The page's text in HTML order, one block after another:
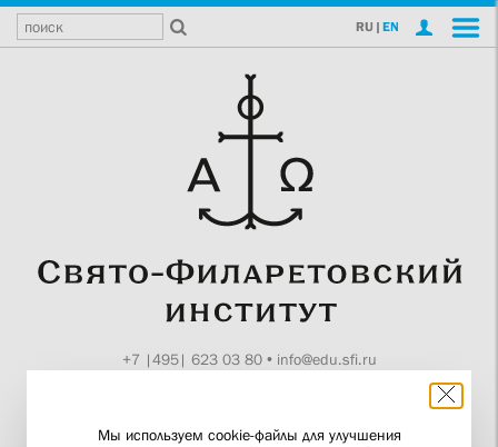
RU | EN
+7 |495| 623 03 80• info@edu.sfi.ru
Мы используем cookie-файлы для улучшения